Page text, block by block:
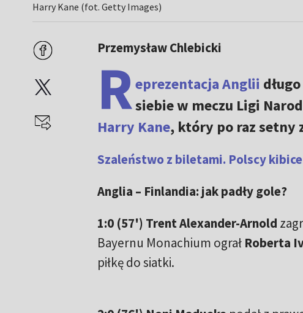
Harry Kane (fot. Getty Images)
Przemysław Chlebicki
Reprezentacja Anglii
siebie w meczu Ligi
Harry Kane, który po raz setny
Szaleństwo z biletami. Polscy
Anglia – Finlandia: jak padły gole?
1:0 (57') Trent Alexander-Arnold
Bayernu Monachium ograł Roberta
piłkę do siatki.